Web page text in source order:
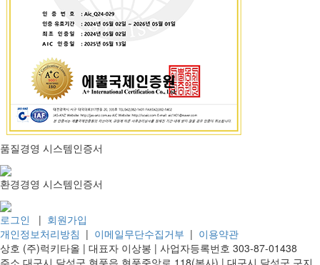
품질경영 시스템인증서
환경경영 시스템인증서
로그인 | 회원가입
개인정보처리방침 | 이메일무단수집거부 | 이용약관
상호 (주)럭키타올 | 대표자 이상봉 | 사업자등록번호 303-87-01438